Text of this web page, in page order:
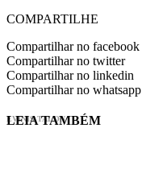
COMPARTILHE
Compartilhar no facebook
Compartilhar no twitter
Compartilhar no linkedin
Compartilhar no whatsapp
EVINIS TALON
LEIA TAMBÉM